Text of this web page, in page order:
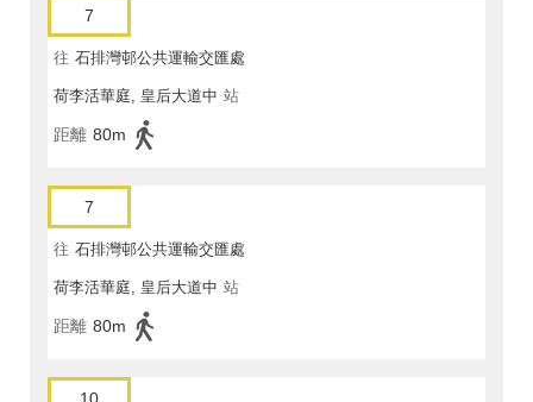
7
往 石排灣邨公共運輸交匯處
荷李活華庭, 皇后大道中 站
距離 80m
7
往 石排灣邨公共運輸交匯處
荷李活華庭, 皇后大道中 站
距離 80m
10